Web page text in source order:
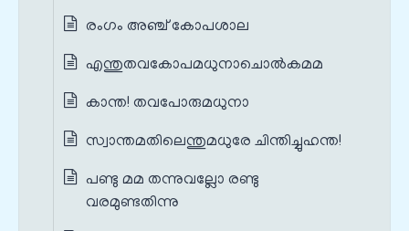
രംഗം അഞ്ച് കോപശാല
എന്തുതവകോപമധുനാചൊല്‍കമമ
കാന്ത! തവപോരുമധുനാ
സ്വാന്തമതിലെന്തുമധുരേ ചിന്തിച്ചുഹന്ത!
പണ്ടു മമ തന്നുവല്ലോ രണ്ടു
വരമുണ്ടതിന്നു